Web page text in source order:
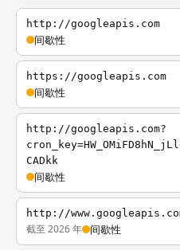
http://googleapis.com
间歇性
https://googleapis.com
间歇性
http://googleapis.com?
CADkk
间歇性
http://
截至 2026 年 间歇性